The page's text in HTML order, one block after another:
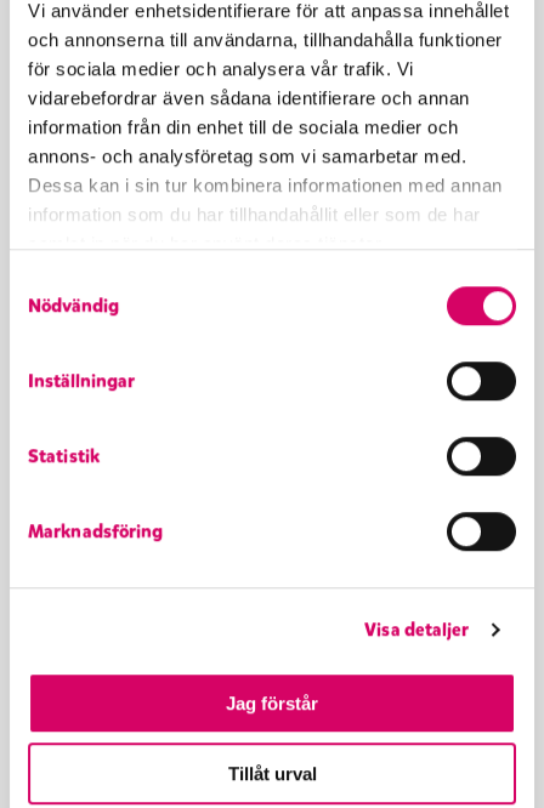
Vi använder enhetsidentifierare för att anpassa innehållet
och annonserna till användarna, tillhandahålla funktioner
för sociala medier och analysera vår trafik. Vi
vidarebefordrar även sådana identifierare och annan
information från din enhet till de sociala medier och
annons- och analysföretag som vi samarbetar med.
Dessa kan i sin tur kombinera informationen med annan
information som du har tillhandahållit eller som de har
Nödvändig
Inställningar
Statistik
Marknadsföring
Visa detaljer
Jag förstår
Tillåt urval
Blanda vetemjöl och bakpulver i en bunke,
tillsätt ägg och mjölk.
Vispa ihop ingredienserna till en jämn smet.
Tillsätt smöret. Låt smeten stå i kylen 30 min.
Hetta upp våffeljärnet, pensla med smör och
grädda våfflorna.
jordgubbar och jordgubbssirap.
Mer recept